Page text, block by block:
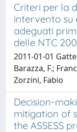
Criteri per la
intervento su
adeguati
delle NTC
2011-01-01
Barazza, F.;
Zorzini, Fabio
Decision-
mitigation of
the ASSESS